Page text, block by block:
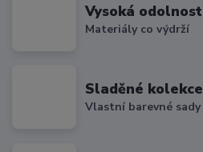
Vysoká odolnost
Materiály co výdrží
Sladěné kolekce
Vlastní barevné sady